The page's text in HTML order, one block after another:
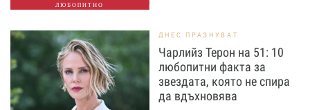
ЛЮБОПИТНО
ДНЕС ПРАЗНУВАТ
Чарлийз Терон на 51: 10
любопитни факта за
звездата, която не спира
да вдъхновява